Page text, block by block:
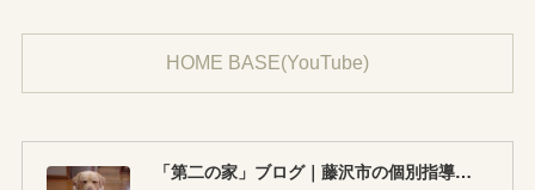
HOME BASE(YouTube)
「第二の家」ブログ｜藤沢市の個別指導塾のお話